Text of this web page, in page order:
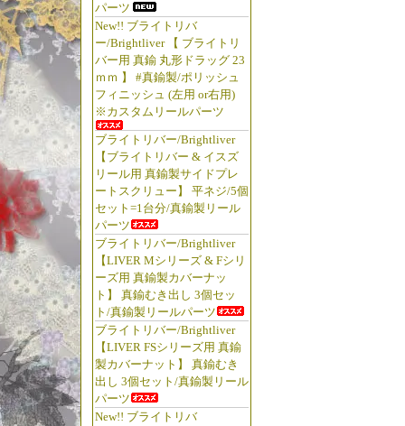
パーツ
New!! ブライトリバ
ー/Brightliver 【 ブライトリ
バー用 真鍮 丸形ドラッグ 23
ｍｍ 】 #真鍮製/ポリッシュ
フィニッシュ (左用 or右用)
※カスタムリールパーツ
ブライトリバー/Brightliver
【ブライトリバー & イスズ
リール用 真鍮製サイドプレ
ートスクリュー】 平ネジ/5個
セット=1台分/真鍮製リール
パーツ
ブライトリバー/Brightliver
【LIVER Mシリーズ & Fシリ
ーズ用 真鍮製カバーナッ
ト】 真鍮むき出し 3個セッ
ト/真鍮製リールパーツ
ブライトリバー/Brightliver
【LIVER FSシリーズ用 真鍮
製カバーナット】 真鍮むき
出し 3個セット/真鍮製リール
パーツ
New!! ブライトリバ